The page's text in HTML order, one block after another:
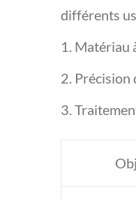
différents
1. Matériau
2. Précision
3.